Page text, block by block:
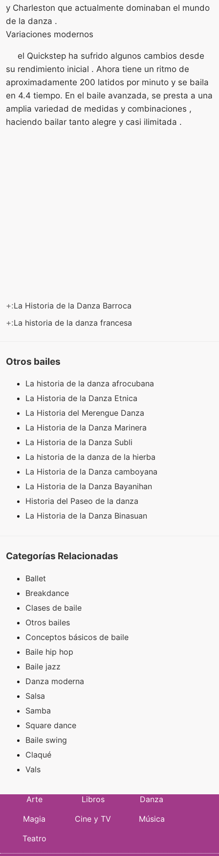
y Charleston que actualmente dominaban el mundo
de la danza .
Variaciones modernos
el Quickstep ha sufrido algunos cambios desde
su rendimiento inicial . Ahora tiene un ritmo de
aproximadamente 200 latidos por minuto y se baila
en 4.4 tiempo. En el baile avanzada, se presta a una
amplia variedad de medidas y combinaciones ,
haciendo bailar tanto alegre y casi ilimitada .
+:La Historia de la Danza Barroca
+:La historia de la danza francesa
Otros bailes
La historia de la danza afrocubana
La Historia de la Danza Etnica
La Historia del Merengue Danza
La Historia de la Danza Marinera
La Historia de la Danza Subli
La historia de la danza de la hierba
La Historia de la Danza camboyana
La Historia de la Danza Bayanihan
Historia del Paseo de la danza
La Historia de la Danza Binasuan
Categorías Relacionadas
Ballet
Breakdance
Clases de baile
Otros bailes
Conceptos básicos de baile
Baile hip hop
Baile jazz
Danza moderna
Salsa
Samba
Square dance
Baile swing
Claqué
Vals
Arte Libros
Danza
Magia
Cine y TV
Música
Teatro